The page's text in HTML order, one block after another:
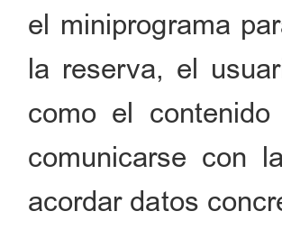
el miniprograma
la reserva, el
como el
comunicarse con
acordar datos